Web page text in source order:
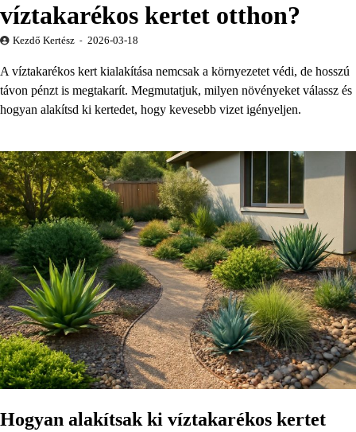
víztakarékos kertet otthon?
Kezdő Kertész 2026-03-18
A víztakarékos kert kialakítása nemcsak a környezetet védi, de hosszú
távon pénzt is megtakarít. Megmutatjuk, milyen növényeket válassz és
hogyan alakítsd ki kertedet, hogy kevesebb vizet igényeljen.
Hogyan alakítsak ki víztakarékos kertet